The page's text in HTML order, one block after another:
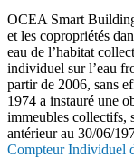
OCEA Smart
et les copropriétés
eau de l’habitat
individuel sur l’eau
partir de 2006, sans
1974 a instauré une
immeubles collectifs,
antérieur au 30/06/
Compteur Individuel